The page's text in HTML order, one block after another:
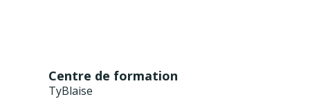
Centre de formation
TyBlaise